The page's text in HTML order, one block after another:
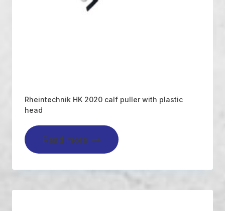
Rheintechnik HK 2020 calf puller with plastic
head
Read more